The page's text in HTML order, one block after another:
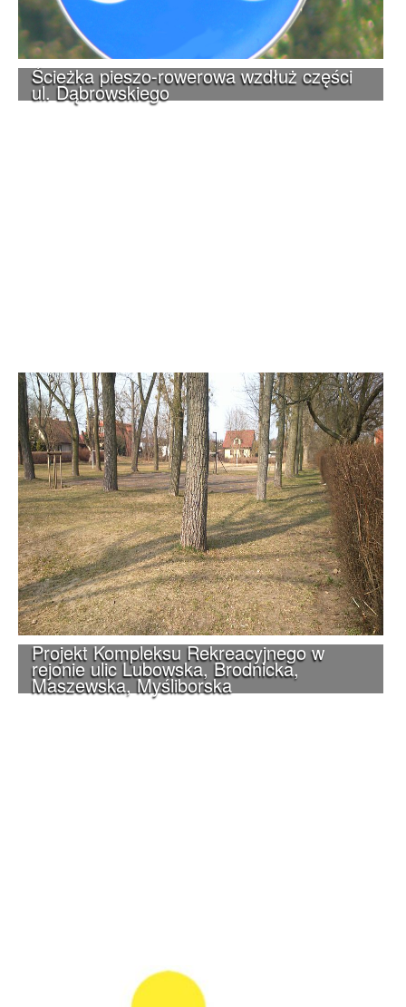
Ścieżka pieszo-rowerowa wzdłuż części
ul. Dąbrowskiego
Projekt Kompleksu Rekreacyjnego w
rejonie ulic Lubowska, Brodnicka,
Maszewska, Myśliborska